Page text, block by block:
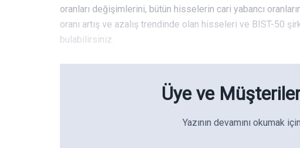
oranları değişimlerini, bütün hisselerin cari yabancı
oranı artış ve azalış trendinde olan hisseleri ve BIST-50
bulabilirsiniz.
Üye ve
Yazının devamını okumak